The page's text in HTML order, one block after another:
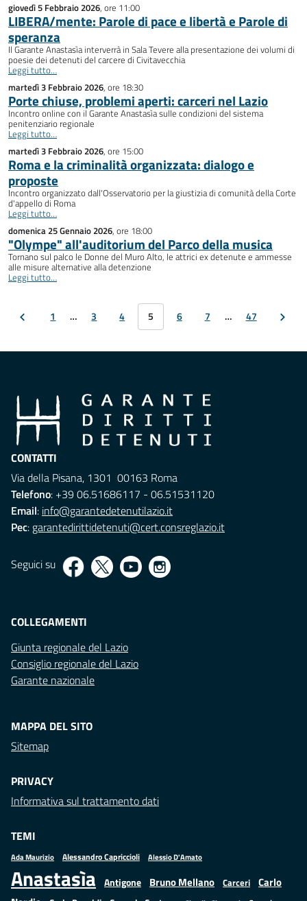
giovedì 5 Febbraio 2026, ore 11:00
LIBERA/mente: Parole di pace e libertà e Parole di
speranza
Il Garante Anastasìa interverrà in Sala Tevere alla presentazione dei volumi di
poesie dei detenuti del carcere di Civitavecchia
Leggi tutto…
martedì 3 Febbraio 2026, ore 18:30
Porte chiuse, problemi aperti: carceri nel Lazio
Incontro online con il Garante Anastasìa sulle condizioni del sistema
penitenziario regionale
Leggi tutto…
martedì 3 Febbraio 2026, ore 15:00
Roma e la criminalità organizzata: dialogo e
proposte
Incontro organizzato dall'Osservatorio per la giustizia di comunità della Corte
d'appello di Roma
Leggi tutto…
domenica 25 Gennaio 2026, ore 18:00
"Olympe" all'auditorium del Parco della musica
Tornano sul palco le Donne del Muro Alto, le attrici ex detenute e ammesse
alle misure alternative alla detenzione
Leggi tutto…
1 … 3 4 5 6 7 … 47
CONTATTI
Via della Pisana, 1301 00163 Roma
Telefono: +39 06.51686117 - 06.51531120
Email: info@garantedetenutilazio.it
Pec: garantedirittidetenuti@cert.consreglazio.it
Seguici su
COLLEGAMENTI
Giunta regionale del Lazio
Consiglio regionale del Lazio
Garante nazionale
MAPPA DEL SITO
Sitemap
PRIVACY
Informativa sul trattamento dati
TEMI
Ada Maurizio Alessandro Capriccioli Alessio D'Amato
Anastasìa Antigone Bruno Mellano Carceri
Carlo